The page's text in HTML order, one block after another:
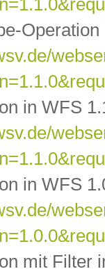
in WFS
in WFS
mit Filter